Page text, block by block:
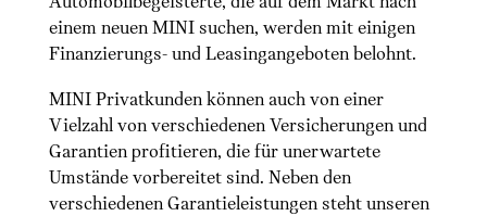
einem neuen MINI suchen, werden mit einigen
Finanzierungs- und Leasingangeboten belohnt.
MINI Privatkunden können auch von einer
Vielzahl von verschiedenen Versicherungen und
Garantien profitieren, die für unerwartete
Umstände vorbereitet sind. Neben den
verschiedenen Garantieleistungen steht unseren